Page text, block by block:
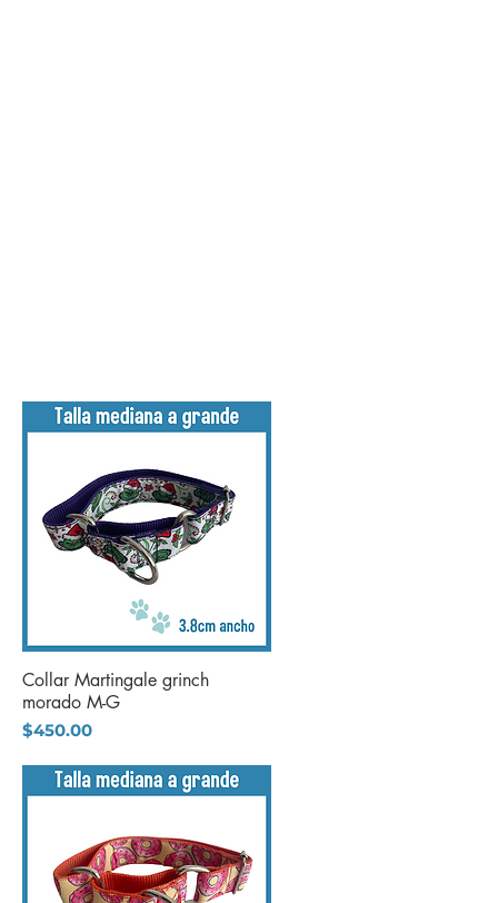
Vista rápida
Collar Martingale grinch
morado M-G
Precio
$450.00